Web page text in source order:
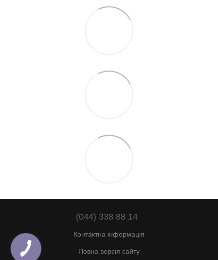
(044) 338 88 14
Контактна інформація
Повна версія сайту